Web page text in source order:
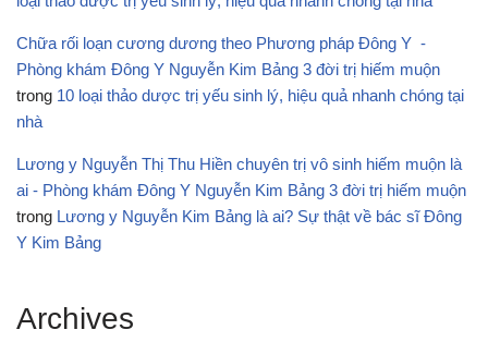
Chữa rối loạn cương dương theo Phương pháp Đông Y -
Phòng khám Đông Y Nguyễn Kim Bảng 3 đời trị hiếm muộn
trong 10 loại thảo dược trị yếu sinh lý, hiệu quả nhanh chóng tại
nhà
Lương y Nguyễn Thị Thu Hiền chuyên trị vô sinh hiếm muộn là
ai - Phòng khám Đông Y Nguyễn Kim Bảng 3 đời trị hiếm muộn
trong Lương y Nguyễn Kim Bảng là ai? Sự thật về bác sĩ Đông
Y Kim Bảng
Archives